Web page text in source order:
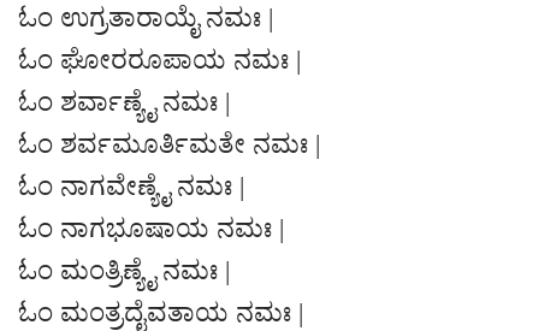
ಓಂ ಉಗ್ರತಾರಾಯೈ ನಮಃ |
ಓಂ ಘೋರರೂಪಾಯ ನಮಃ |
ಓಂ ಶರ್ವಾಣ್ಯೈ ನಮಃ |
ಓಂ ಶರ್ವಮೂರ್ತಿಮತೇ ನಮಃ |
ಓಂ ನಾಗವೇಣ್ಯೈ ನಮಃ |
ಓಂ ನಾಗಭೂಷಾಯ ನಮಃ |
ಓಂ ಮಂತ್ರಿಣ್ಯೈ ನಮಃ |
ಓಂ ಮಂತ್ರದೈವತಾಯ ನಮಃ |